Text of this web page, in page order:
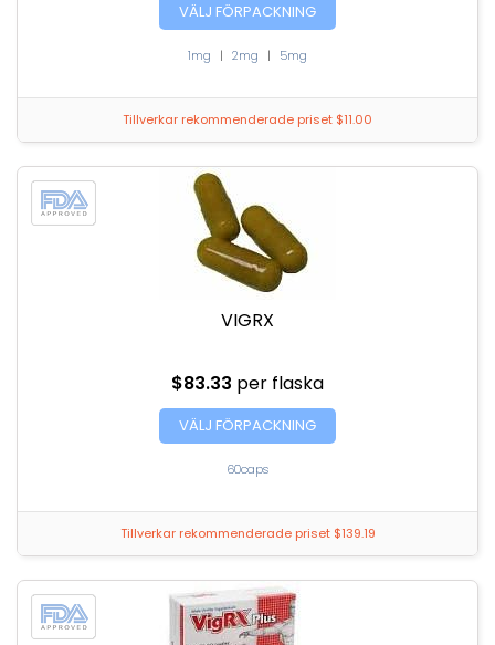
VÄLJ FÖRPACKNING
1mg | 2mg | 5mg
Tillverkar rekommenderade priset $11.00
VIGRX
$83.33 per flaska
VÄLJ FÖRPACKNING
60caps
Tillverkar rekommenderade priset $139.19